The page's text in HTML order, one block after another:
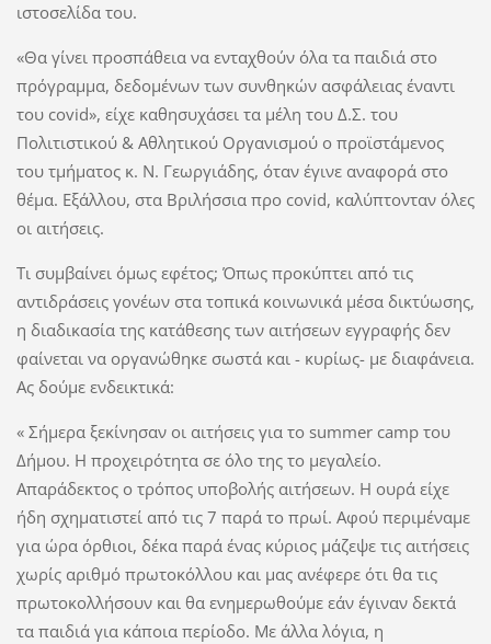
ιστοσελίδα του.
«Θα γίνει προσπάθεια να ενταχθούν όλα τα παιδιά στο
πρόγραμμα, δεδομένων των συνθηκών ασφάλειας έναντι
του covid», είχε καθησυχάσει τα μέλη του Δ.Σ. του
Πολιτιστικού & Αθλητικού Οργανισμού ο προϊστάμενος
του τμήματος κ. Ν. Γεωργιάδης, όταν έγινε αναφορά στο
θέμα. Εξάλλου, στα Βριλήσσια προ covid, καλύπτονταν όλες
οι αιτήσεις.
Τι συμβαίνει όμως εφέτος; Όπως προκύπτει από τις
αντιδράσεις γονέων στα τοπικά κοινωνικά μέσα δικτύωσης,
η διαδικασία της κατάθεσης των αιτήσεων εγγραφής δεν
φαίνεται να οργανώθηκε σωστά και - κυρίως- με διαφάνεια.
Ας δούμε ενδεικτικά:
« Σήμερα ξεκίνησαν οι αιτήσεις για το summer camp του
Δήμου. Η προχειρότητα σε όλο της το μεγαλείο.
Απαράδεκτος ο τρόπος υποβολής αιτήσεων. Η ουρά είχε
ήδη σχηματιστεί από τις 7 παρά το πρωί. Αφού περιμέναμε
για ώρα όρθιοι, δέκα παρά ένας κύριος μάζεψε τις αιτήσεις
χωρίς αριθμό πρωτοκόλλου και μας ανέφερε ότι θα τις
πρωτοκολλήσουν και θα ενημερωθούμε εάν έγιναν δεκτά
τα παιδιά για κάποια περίοδο. Με άλλα λόγια, η